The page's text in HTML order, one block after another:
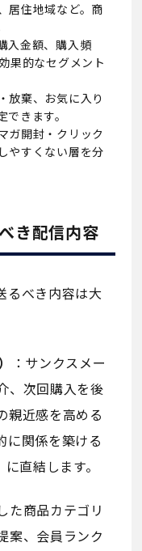
居住地域など。商
入金額、購入頻
果的なセグメント
放棄、お気に入り
きます。
ガ開封・クリック
やすくない層を分
き配信内容
るべき内容は大
：サンクスメー
、次回購入を後
親近感を高める
に関係を築ける
直結します。
た商品カテゴリ
案、会員ランク